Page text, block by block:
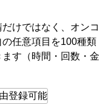
けではなく、オンコ
任意項目を100種類
す（時間・回数・金